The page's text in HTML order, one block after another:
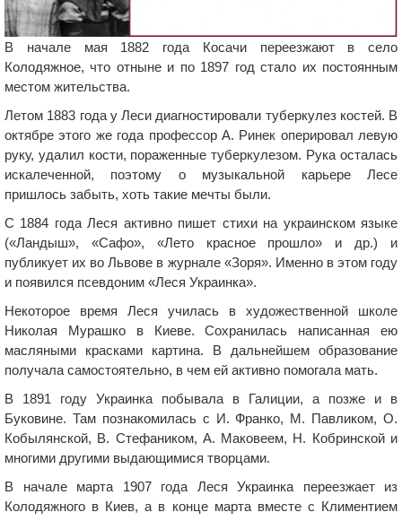
В начале мая 1882 года Косачи переезжают в село
Колодяжное, что отныне и по 1897 год стало их постоянным
местом жительства.
Летом 1883 года у Леси диагностировали туберкулез костей. В
октябре этого же года профессор А. Ринек оперировал левую
руку, удалил кости, пораженные туберкулезом. Рука осталась
искалеченной, поэтому о музыкальной карьере Лесе
пришлось забыть, хоть такие мечты были.
С 1884 года Леся активно пишет стихи на украинском языке
(«Ландыш», «Сафо», «Лето красное прошло» и др.) и
публикует их во Львове в журнале «Зоря». Именно в этом году
и появился псевдоним «Леся Украинка».
Некоторое время Леся училась в художественной школе
Николая Мурашко в Киеве. Сохранилась написанная ею
масляными красками картина. В дальнейшем образование
получала самостоятельно, в чем ей активно помогала мать.
В 1891 году Украинка побывала в Галиции, а позже и в
Буковине. Там познакомилась с И. Франко, М. Павликом, О.
Кобылянской, В. Стефаником, А. Маковеем, Н. Кобринской и
многими другими выдающимися творцами.
В начале марта 1907 года Леся Украинка переезжает из
Колодяжного в Киев, а в конце марта вместе с Климентием